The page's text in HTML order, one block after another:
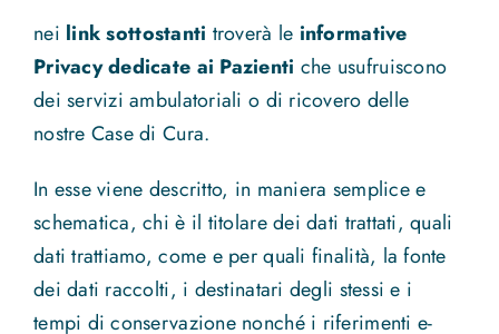
nei link sottostanti troverà le informative
Privacy dedicate ai Pazienti che usufruiscono
dei servizi ambulatoriali o di ricovero delle
nostre Case di Cura.
In esse viene descritto, in maniera semplice e
schematica, chi è il titolare dei dati trattati, quali
dati trattiamo, come e per quali finalità, la fonte
dei dati raccolti, i destinatari degli stessi e i
tempi di conservazione nonché i riferimenti e-